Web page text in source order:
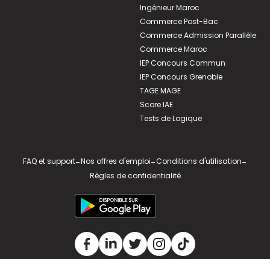
Ingénieur Maroc
Commerce Post-Bac
Commerce Admission Parallèle
Commerce Maroc
IEP Concours Commun
IEP Concours Grenoble
TAGE MAGE
Score IAE
Tests de Logique
FAQ et support-Nos offres d'emploi-Conditions d'utilisation-
Règles de confidentialité